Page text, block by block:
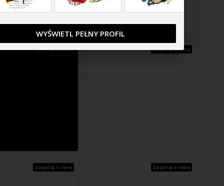
Zapytaj o cenę Zapytaj o cenę
Zapytaj o cenę Zapytaj o cenę
WYŚWIETL PEŁNY PROFIL